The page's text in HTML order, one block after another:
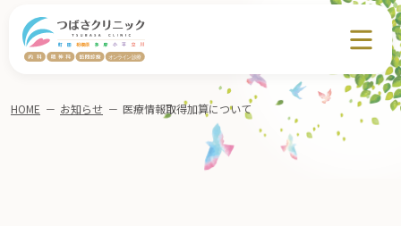
HOME － お知らせ － 医療情報取得加算について